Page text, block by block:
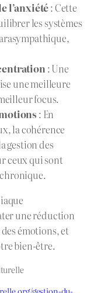
l’anxiété: Cette
les systèmes
: Une
une meilleure
focus.
: En
la cohérence
gestion des
ceux qui sont
chronique.
une réduction
émotions, et
bien-être.